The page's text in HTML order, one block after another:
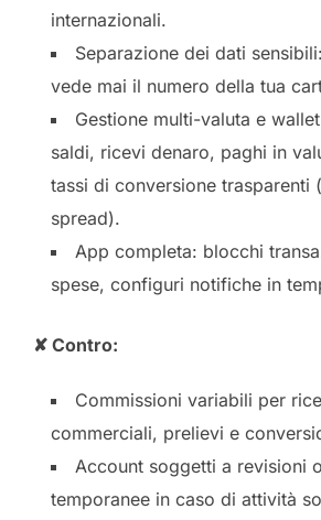
internazionali.
Separazione dei dati
vede mai il numero della tua
Gestione multi-valuta e
saldi, ricevi denaro, paghi in
tassi di conversione trasparenti
spread).
App completa: blocchi
spese, configuri notifiche in
✘ Contro:
Commissioni variabili per
commerciali, prelievi e
Account soggetti a revisioni
temporanee in caso di attività